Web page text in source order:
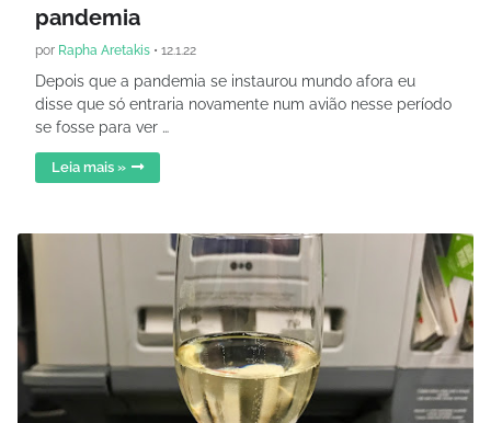
pandemia
por Rapha Aretakis • 12.1.22
Depois que a pandemia se instaurou mundo afora eu
disse que só entraria novamente num avião nesse período
se fosse para ver …
Leia mais »